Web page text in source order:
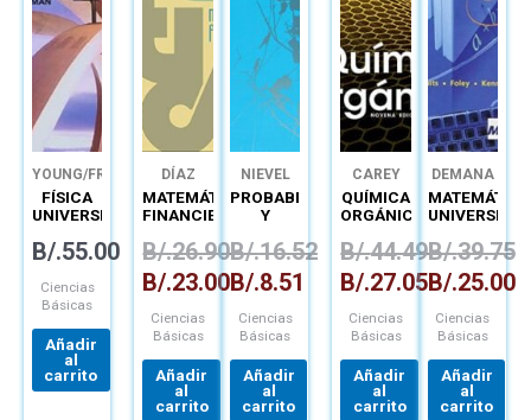
YOUNG/FREEDMAN
FÍSICA
UNIVERSITARIA
FÍSICA
VOL.2
B/.55.00
Ciencias
Básicas
Añadir
al
carrito
DÍAZ
MATEMÁTICAS
FINANCIERAS
B/.26.90
B/.23.00
Ciencias
Básicas
Añadir
al
carrito
NIEVEL
PROBABILIDAD
Y
PARA
CON CD
B/.16.52
B/.8.51
Ciencias
Básicas
Añadir
al
carrito
CAREY
QUÍMICA
ORGÁNICA
B/.44.49
B/.27.05
Ciencias
Básicas
Añadir
al
carrito
DEMANA
B/.39.75
B/.25.00
Ciencias
Básicas
Añadir
al
carrito